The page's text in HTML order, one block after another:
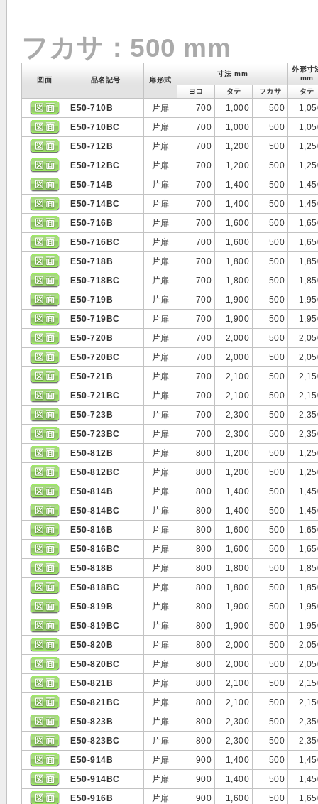
フカサ：500 mm
図面 品名記号 扉形式
寸法 mm
外形寸
mm
ヨコ
タテ フカサ タテ
E50-710B 片扉 700 1,000 500
E50-710BC
片扉 700 1,000 500
E50-712B
片扉 700 1,200 500
E50-712BC
片扉 700 1,200 500
E50-714B
片扉 700 1,400 500
E50-714BC
片扉 700 1,400 500
E50-716B
片扉 700 1,600 500
E50-716BC
片扉 700 1,600 500
E50-718B
片扉 700 1,800 500
E50-718BC
片扉 700 1,800 500
E50-719B
片扉 700 1,900 500
E50-719BC
片扉 700 1,900 500
E50-720B
片扉 700 2,000 500
E50-720BC
片扉 700 2,000 500
E50-721B
片扉 700 2,100 500
E50-721BC
片扉 700 2,100 500
E50-723B
片扉 700 2,300 500
E50-723BC
片扉 700 2,300 500
E50-812B
片扉 800 1,200 500
E50-812BC
片扉 800 1,200 500
E50-814B
片扉 800 1,400 500
E50-814BC
片扉 800 1,400 500
E50-816B
片扉 800 1,600 500
E50-816BC
片扉 800 1,600 500
E50-818B
片扉 800 1,800 500
E50-818BC
片扉 800 1,800 500
E50-819B
片扉 800 1,900 500
E50-819BC
片扉 800 1,900 500
E50-820B
片扉 800 2,000 500
E50-820BC
片扉 800 2,000 500
E50-821B
片扉 800 2,100 500
E50-821BC
片扉 800 2,100 500
E50-823B
片扉 800 2,300 500
E50-823BC
片扉 800 2,300 500
E50-914B
片扉 900 1,400 500
E50-914BC
片扉 900 1,400 500
E50-916B
片扉 900 1,600 500